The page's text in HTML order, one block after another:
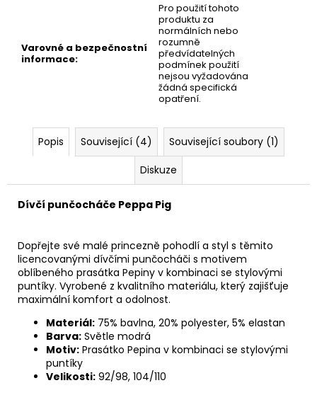
Varovné a bezpečnostní
informace:
Pro použití tohoto
produktu za
normálních nebo
rozumně
předvídatelných
podmínek použití
nejsou vyžadována
žádná specifická
opatření.
Popis Související (4)
Související soubory (1)
Diskuze
Dívčí punčocháče Peppa Pig
Dopřejte své malé princezně pohodlí a styl s těmito
licencovanými dívčími punčocháči s motivem
oblíbeného prasátka Pepiny v kombinaci se stylovými
puntíky. Vyrobené z kvalitního materiálu, který zajišťuje
maximální komfort a odolnost.
Materiál: 75% bavlna, 20% polyester, 5% elastan
Barva: Světle modrá
Motiv: Prasátko Pepina v kombinaci se stylovými
puntíky
Velikosti: 92/98, 104/110